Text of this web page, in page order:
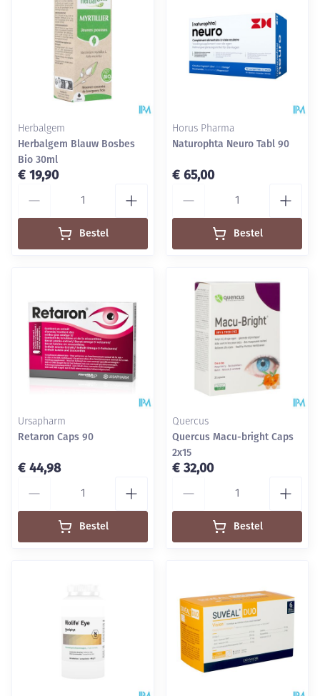
Herbalgem
Herbalgem Blauw Bosbes
Bio 30ml
€ 19,90
Bestel
Horus Pharma
Naturophta Neuro Tabl 90
€ 65,00
Bestel
Ursapharm
Retaron Caps 90
€ 44,98
Bestel
Quercus
Quercus Macu-bright Caps
2x15
€ 32,00
Bestel